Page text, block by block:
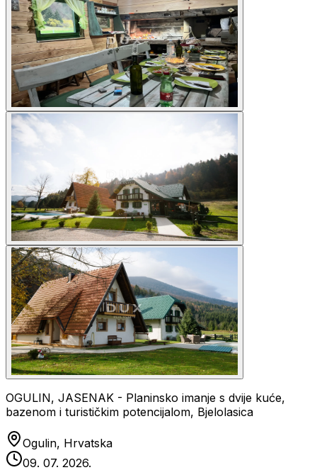
OGULIN, JASENAK - Planinsko imanje s dvije kuće,
bazenom i turističkim potencijalom, Bjelolasica
Ogulin, Hrvatska
09. 07. 2026.